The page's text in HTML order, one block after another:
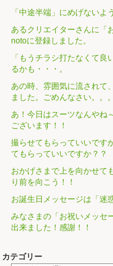
「中途半端」にめげないよ
あるクリエイターさんに「
notoに登録しました。
「もうチラシ打たなくて
るかも・・・。
あの時、雰囲気に流されて
ました。ごめんなさい。。。
あ！今日はスーツなんやね
ございます！！
撮らせてもらっていいです
てもらっていいですか？？
おかげさまで上を向かせて
り前を向こう！！
お誕生日メッセージは「迷
みなさまの「お祝いメッセ
出来ました！感謝！！
カテゴリー